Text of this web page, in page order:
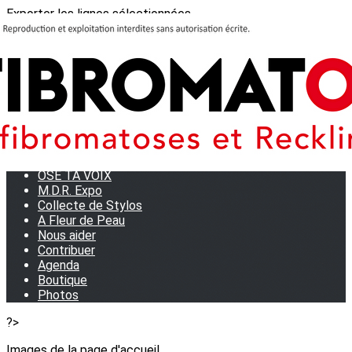
Exporter les lignes sélectionnées
Exporter toutes les colonnes
Journées Partage 2026 - La Rochelle
Les manifestations
OSE TA VOIX
M.D.R. Expo
Collecte de Stylos
A Fleur de Peau
Nous aider
Contribuer
Agenda
Boutique
Photos
?>